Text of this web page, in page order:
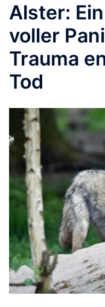
Alster:
voller
Trauma
Tod